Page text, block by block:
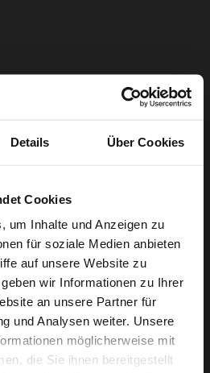
Details Über Cookies
Cookies
um Inhalte und Anzeigen zu
für soziale Medien anbieten
auf unsere Website zu
wir Informationen zu Ihrer
an unsere Partner für
und Analysen weiter. Unsere
möglicherweise mit
die Sie ihnen bereitgestellt